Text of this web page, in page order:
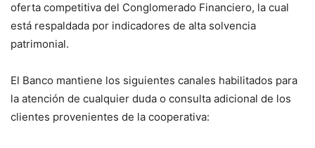
oferta competitiva del Conglomerado Financiero, la cual
está respaldada por indicadores de alta solvencia
patrimonial.
El Banco mantiene los siguientes canales habilitados para
la atención de cualquier duda o consulta adicional de los
clientes provenientes de la cooperativa: